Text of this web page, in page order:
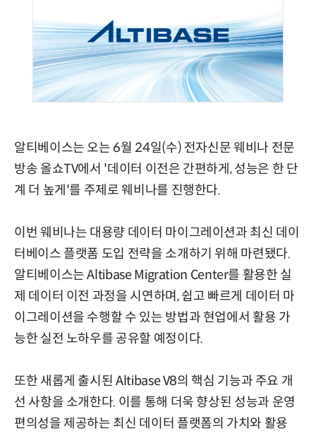
알티베이스는 오는 6월 24일(수) 전자신문 웨비나 전문
방송 올쇼TV에서 '데이터 이전은 간편하게, 성능은 한 단
계 더 높게'를 주제로 웨비나를 진행한다.
이번 웨비나는 대용량 데이터 마이그레이션과 최신 데이
터베이스 플랫폼 도입 전략을 소개하기 위해 마련됐다.
알티베이스는 Altibase Migration Center를 활용한 실
제 데이터 이전 과정을 시연하며, 쉽고 빠르게 데이터 마
이그레이션을 수행할 수 있는 방법과 현업에서 활용 가
능한 실전 노하우를 공유할 예정이다.
또한 새롭게 출시된 Altibase V8의 핵심 기능과 주요 개
선 사항을 소개한다. 이를 통해 더욱 향상된 성능과 운영
편의성을 제공하는 최신 데이터 플랫폼의 가치와 활용